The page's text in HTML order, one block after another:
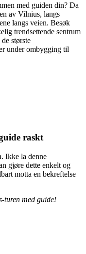
med guiden din? Da
av Vilnius, langs
langs veien. Besøk
trendsettende sentrum
største
under ombygging til
raskt
Ikke la denne
gjøre dette enkelt og
motta en bekreftelse
turen med guide!